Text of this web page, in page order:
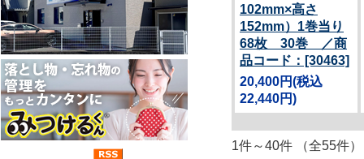
102mm×高さ
152mm）1巻当り
68枚 30巻 ／商
品コード：[30463]
20,400円(税込
22,440円)
1件～40件 （全55件